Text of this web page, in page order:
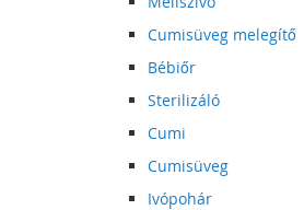
Cumisüveg melegítő
Bébiőr
Sterilizáló
Cumi
Cumisüveg
Ivópohár